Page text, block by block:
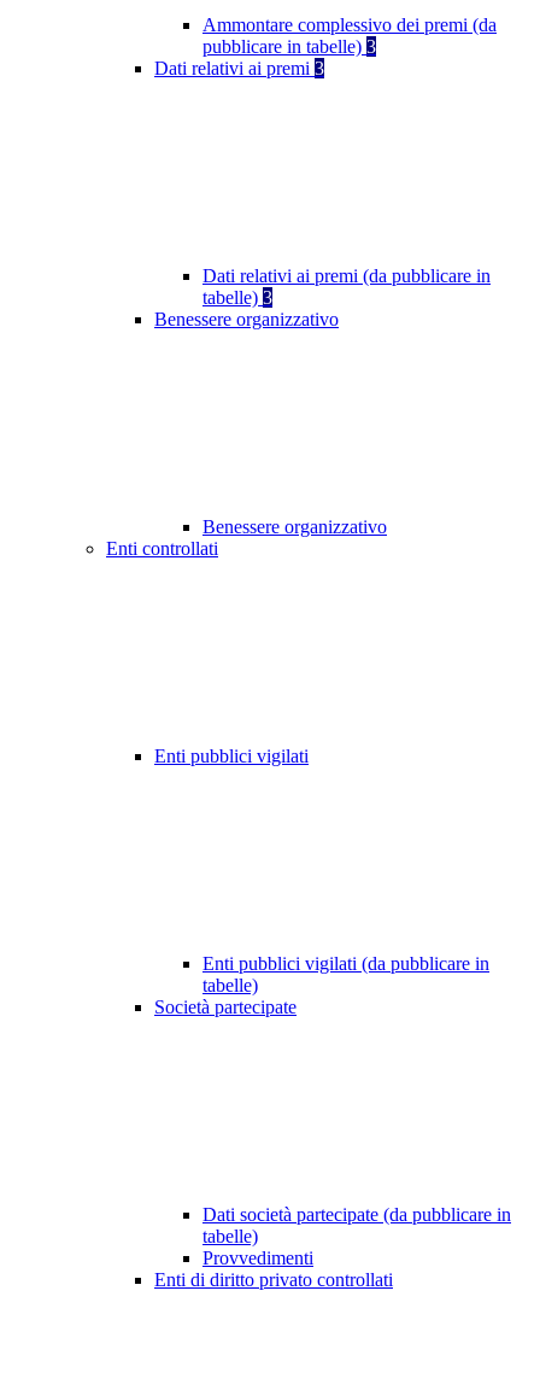
Ammontare complessivo dei premi (da
pubblicare in tabelle) 3
Dati relativi ai premi 3
Dati relativi ai premi (da pubblicare in
tabelle) 3
Benessere organizzativo
Benessere organizzativo
Enti controllati
Enti pubblici vigilati
Enti pubblici vigilati (da pubblicare in
tabelle)
Società partecipate
Dati società partecipate (da pubblicare in
tabelle)
Provvedimenti
Enti di diritto privato controllati